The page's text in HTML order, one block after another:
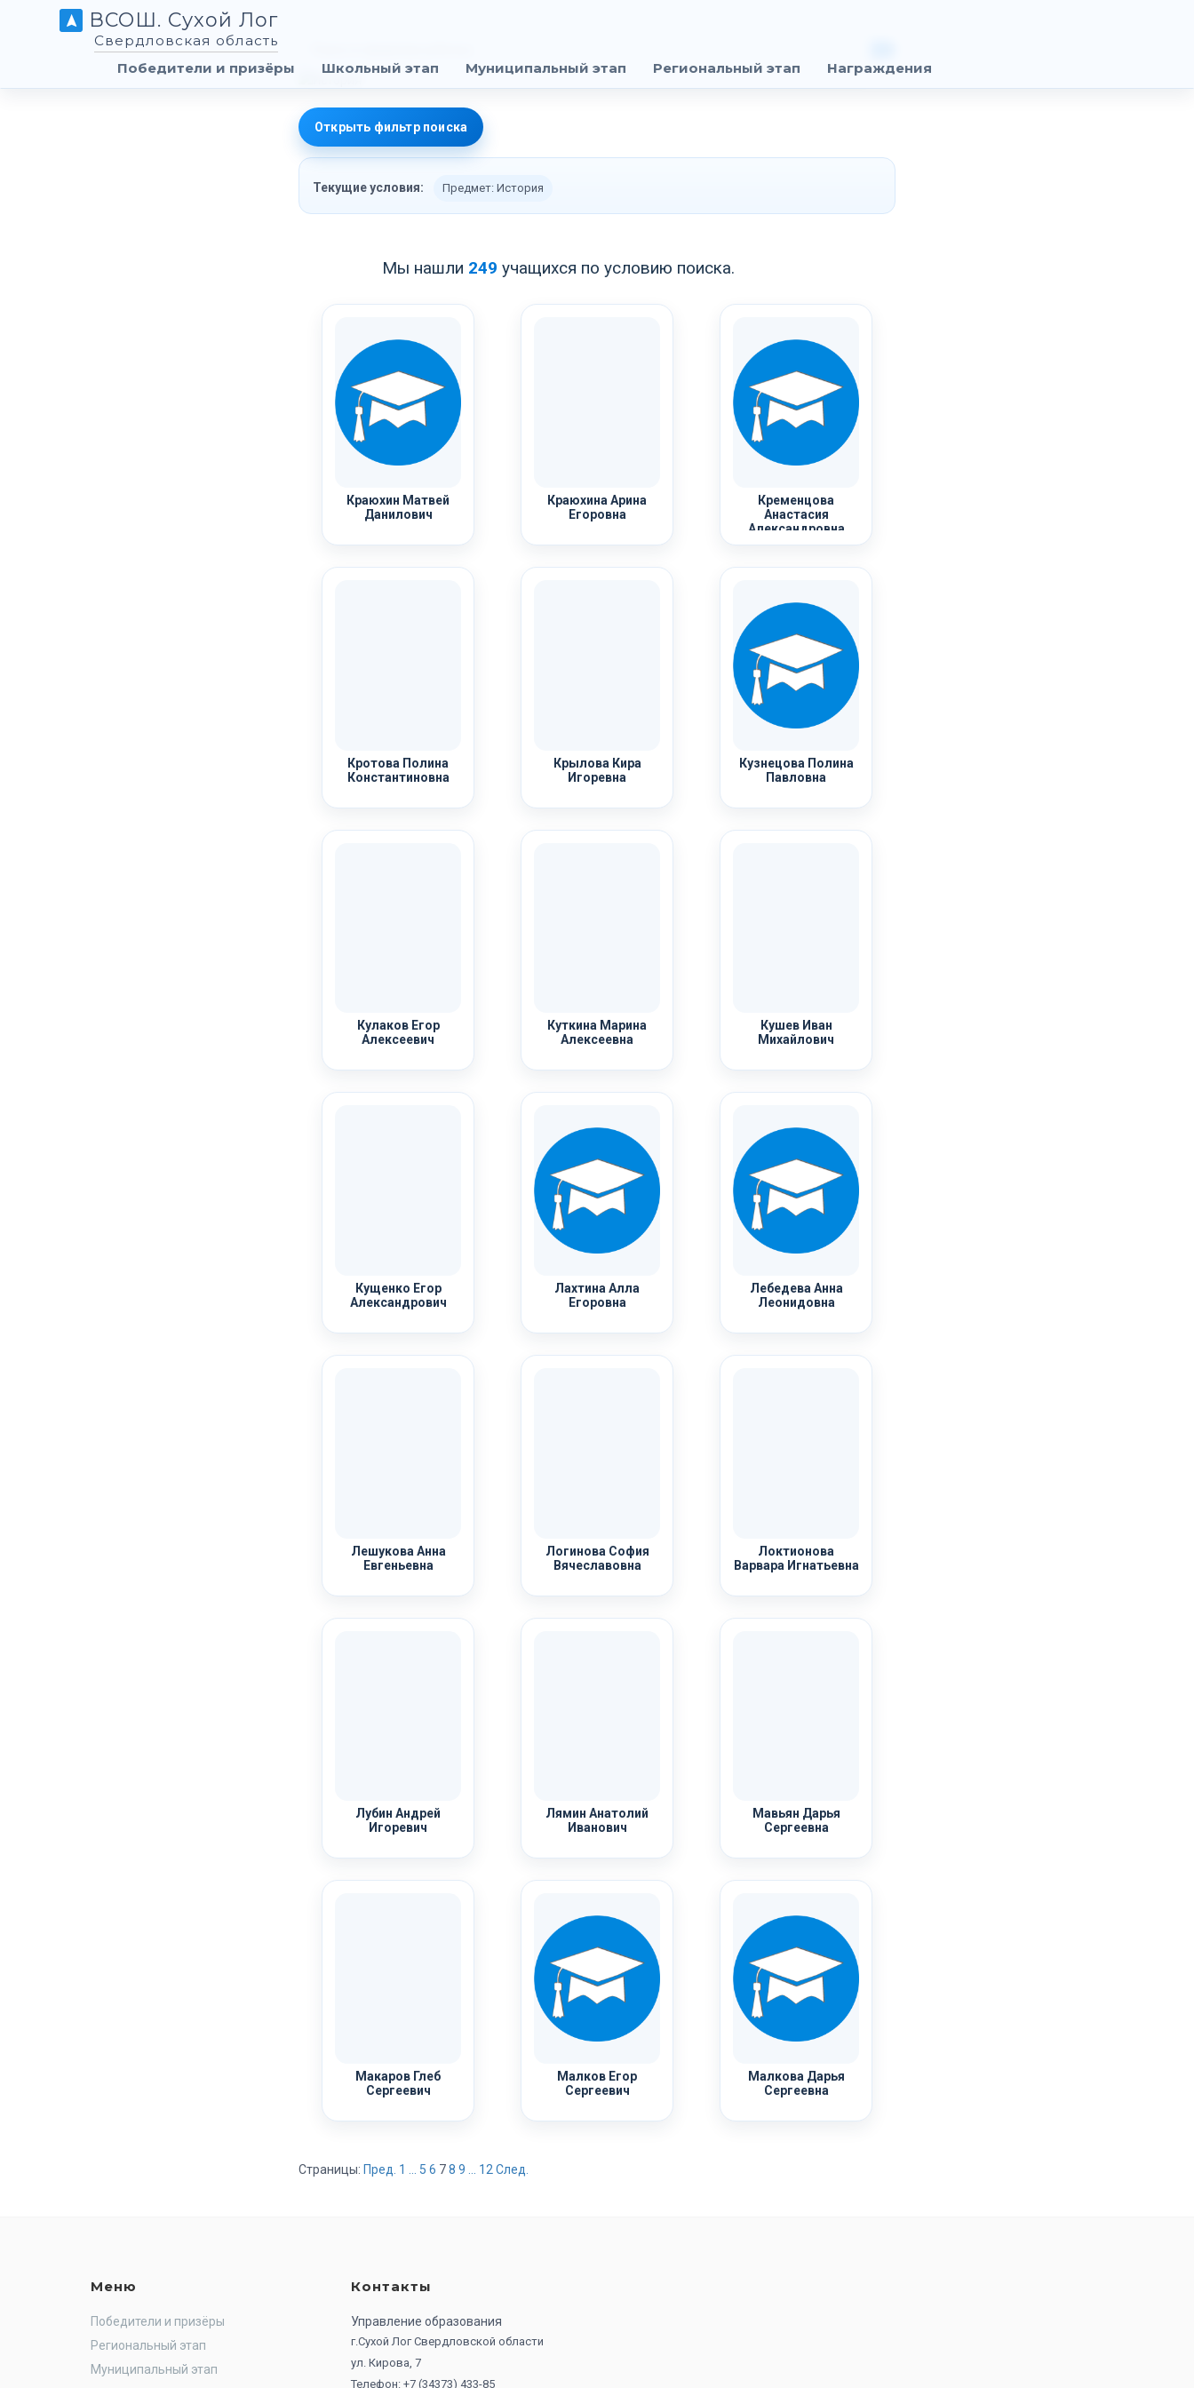
ВСОШ. Сухой Лог
Свердловская область
Победители и призёры
Школьный этап Муниципальный этап Региональный этап Награждения
Открыть фильтр поиска
Текущие условия: Предмет: История
Мы нашли 249 учащихся по условию поиска.
Краюхин Матвей
Данилович
Краюхина Арина
Егоровна
Кременцова
Анастасия
Александровна
Кротова Полина
Константиновна
Крылова Кира
Игоревна
Кузнецова Полина
Павловна
Кулаков Егор
Алексеевич
Куткина Марина
Алексеевна
Кушев Иван
Михайлович
Кущенко Егор
Александрович
Лахтина Алла
Егоровна
Лебедева Анна
Леонидовна
Лешукова Анна
Евгеньевна
Логинова София
Вячеславовна
Локтионова
Варвара Игнатьевна
Лубин Андрей
Игоревич
Лямин Анатолий
Иванович
Мавьян Дарья
Сергеевна
Макаров Глеб
Сергеевич
Малков Егор
Сергеевич
Малкова Дарья
Сергеевна
Страницы: Пред. 1 5 6 78 9 12 След.
Меню
Победители и призёры
Региональный этап
Муниципальный этап
Контакты
Управление образования
г.Сухой Лог Свердловской области
ул. Кирова, 7
Телефон: +7 (34373) 433-85